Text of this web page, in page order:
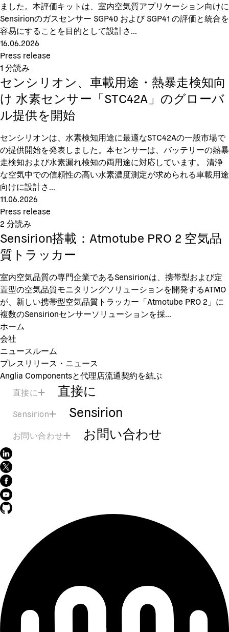
ました。本評価キットは、室内空気質アプリケーション向けに
Sensirionのガスセンサー SGP40 および SGP41 の評価と統合を
容易にすることを目的として設計さ...
16.06.2026
Press release
1 分読み
センシリオン、車載用途・熱暴走検知向
け 水素センサー「STC42A」のグローバ
ル提供を開始
センシリオンは、水素検知用途に最適なSTC42Aの一般市場で
の提供開始を発表しました。本センサーは、バッテリーの熱暴
走検知および水素漏れ検知の両用途に対応しています。 清浄
な空気中での信頼性の高い水素濃度測定が求められる車載用途
向けに設計さ...
11.06.2026
Press release
2 分読み
Sensirion搭載：Atmotube PRO 2 空気品
質トラッカー
室内空気品質の専門企業であるSensirionは、携帯型および定
置型の空気品質モニタリングソリューションを開発するATMO
が、新しい携帯型空気品質トラッカー「Atmotube PRO 2」に
複数のSensirionセンサーソリューションを採...
ホーム
会社
ニュースルーム
プレスリリース・ニュース
Anglia Componentsと代理店流通契約を結ぶ
直接に
直接に
Sensirion Sensirion
お問い合わせ お問い合わせ